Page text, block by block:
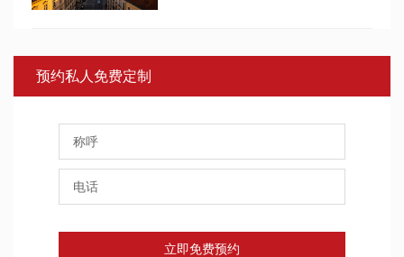
预约私人免费定制
立即免费预约